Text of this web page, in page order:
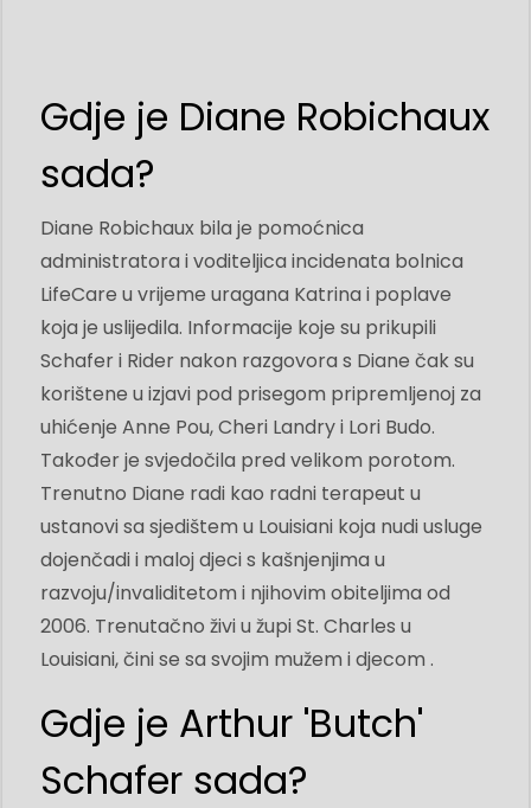
Gdje je Diane Robichaux
sada?
Diane Robichaux bila je pomoćnica
administratora i voditeljica incidenata bolnica
LifeCare u vrijeme uragana Katrina i poplave
koja je uslijedila. Informacije koje su prikupili
Schafer i Rider nakon razgovora s Diane čak su
korištene u izjavi pod prisegom pripremljenoj za
uhićenje Anne Pou, Cheri Landry i Lori Budo.
Također je svjedočila pred velikom porotom.
Trenutno Diane radi kao radni terapeut u
ustanovi sa sjedištem u Louisiani koja nudi usluge
dojenčadi i maloj djeci s kašnjenjima u
razvoju/invaliditetom i njihovim obiteljima od
2006. Trenutačno živi u župi St. Charles u
Louisiani, čini se sa svojim mužem i djecom .
Gdje je Arthur 'Butch'
Schafer sada?